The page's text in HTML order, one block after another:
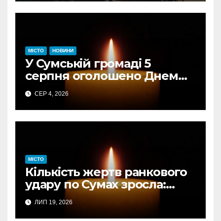
оголошує новий набір
МІСТО НОВИНИ
У Сумській громаді 5
серпня оголошено Днем
жалоби за загиблими від
авіаудару
СЕР 4, 2026
МІСТО
Кількість жертв ранкового
удару по Сумах зросла:
підтверджено загибель
однієї людини
ЛИП 19, 2026